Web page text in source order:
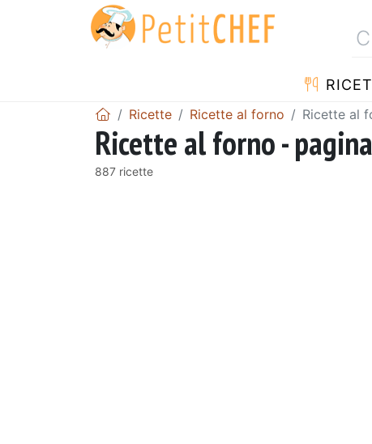
Ricette Ricette al forno Ricette al
Ricette al forno -
887 ricette